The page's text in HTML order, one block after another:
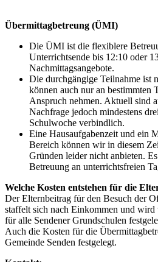
Übermittagbetreung (ÜMI)
Die ÜMI ist die flexiblere
Unterrichtsende bis 12:10 oder
Nachmittagsangebote.
Die durchgängige Teilnahme ist
können auch nur an bestimmten
Anspruch nehmen. Aktuell sind
Nachfrage jedoch mindestens
Schulwoche verbindlich.
Eine Hausaufgabenzeit und ein
Bereich können wir in diesem
Gründen leider nicht anbieten.
Betreuung an unterrichtsfreien
Welche Kosten entstehen für die
Der Elternbeitrag für den Besuch der
staffelt sich nach Einkommen und wird
für alle Sendener Grundschulen
Auch die Kosten für die
Gemeinde Senden festgelegt.